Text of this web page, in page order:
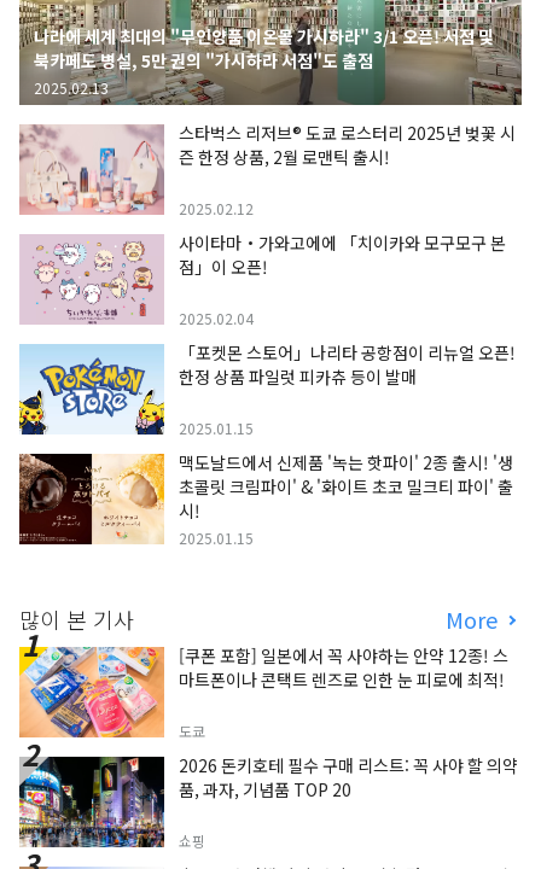
나라에 세계 최대의 "무인양품 이온몰 가시하라" 3/1 오픈! 서점 및
북카페도 병설, 5만 권의 "가시하라 서점"도 출점
2025.02.13
스타벅스 리저브® 도쿄 로스터리 2025년 벚꽃 시
즌 한정 상품, 2월 로맨틱 출시!
2025.02.12
사이타마・가와고에에 「치이카와 모구모구 본
점」이 오픈!
2025.02.04
「포켓몬 스토어」나리타 공항점이 리뉴얼 오픈!
한정 상품 파일럿 피카츄 등이 발매
2025.01.15
맥도날드에서 신제품 '녹는 핫파이' 2종 출시! '생
초콜릿 크림파이' & '화이트 초코 밀크티 파이' 출
시!
2025.01.15
많이 본 기사 More
[쿠폰 포함] 일본에서 꼭 사야하는 안약 12종! 스
마트폰이나 콘택트 렌즈로 인한 눈 피로에 최적!
도쿄
2026 돈키호테 필수 구매 리스트: 꼭 사야 할 의약
품, 과자, 기념품 TOP 20
쇼핑